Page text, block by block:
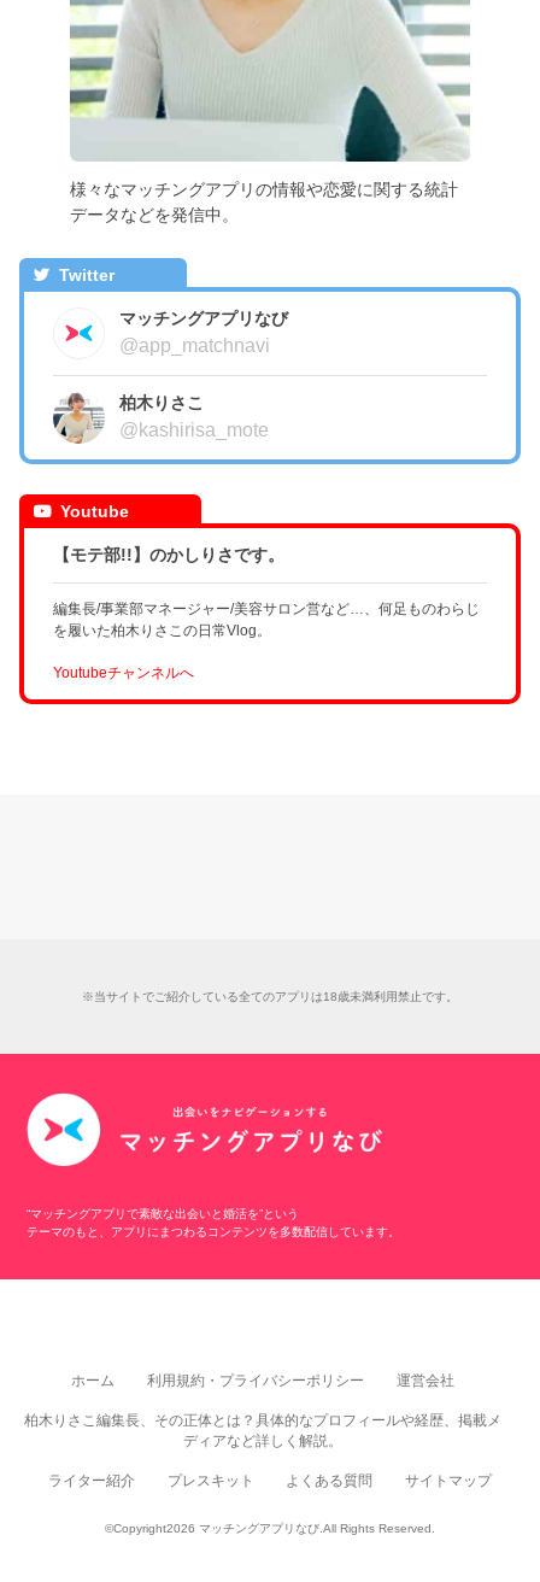
様々なマッチングアプリの情報や恋愛に関する統計
データなどを発信中。
Twitter
マッチングアプリなび
@app_matchnavi
柏木りさこ
@kashirisa_mote
Youtube
【モテ部!!】のかしりさです。
編集長/事業部マネージャー/美容サロン営など…、何足ものわらじ
を履いた柏木りさこの日常Vlog。
Youtubeチャンネルへ
※当サイトでご紹介している全てのアプリは18歳未満利用禁止です。
“マッチングアプリで素敵な出会いと婚活を”という
テーマのもと、アプリにまつわるコンテンツを多数配信しています。
ホーム 利用規約・プライバシーポリシー 運営会社
柏木りさこ編集長、その正体とは？具体的なプロフィールや経歴、掲載メ
ディアなど詳しく解説。
ライター紹介 プレスキット よくある質問 サイトマップ
©Copyright2026 マッチングアプリなび.All Rights Reserved.